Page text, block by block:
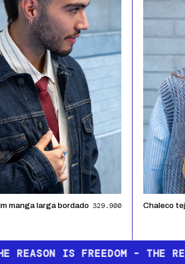
VER PIEZA
manga larga bordado 329.900 Chaleco
IS ART · THE